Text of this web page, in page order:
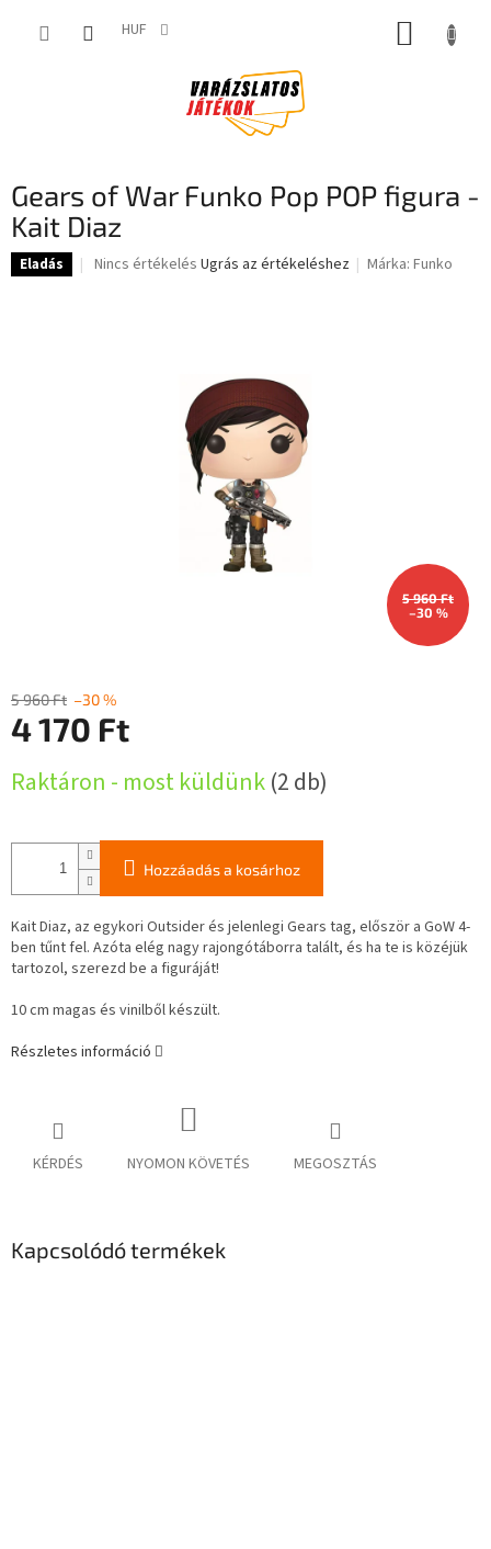
HUF KOSÁR
Gears of War Funko Pop POP figura -
Kait Diaz
Eladás
A
Nincs értékelés Ugrás az értékeléshez Márka:Funko
5 960 Ft
–30 %
5 960 Ft –30 %
4 170 Ft
Raktáron - most küldünk(2 db)
Hozzáadás a kosárhoz
Kait Diaz, az egykori Outsider és jelenlegi Gears tag, először a GoW 4-
ben tűnt fel. Azóta elég nagy rajongótáborra talált, és ha te is közéjük
tartozol, szerezd be a figuráját!
10 cm magas és vinilből készült.
Részletes információ
KÉRDÉS NYOMON KÖVETÉS MEGOSZTÁS
Kapcsolódó termékek